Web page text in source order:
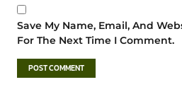
Save My Name, Email, And
For The Next Time I Comment.